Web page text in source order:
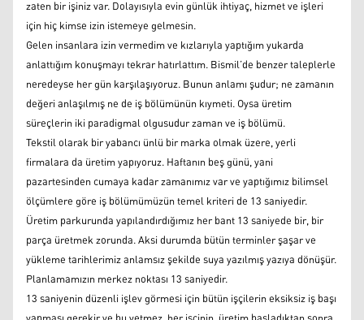
zaten bir işiniz var. Dolayısıyla evin günlük ihtiyaç, hizmet ve işleri
için hiç kimse izin istemeye gelmesin.
Gelen insanlara izin vermedim ve kızlarıyla yaptığım yukarda
anlattığım konuşmayı tekrar hatırlattım. Bismil’de benzer taleplerle
neredeyse her gün karşılaşıyoruz. Bunun anlamı şudur; ne zamanın
değeri anlaşılmış ne de iş bölümünün kıymeti. Oysa üretim
süreçlerin iki paradigmal olgusudur zaman ve iş bölümü.
Tekstil olarak bir yabancı ünlü bir marka olmak üzere, yerli
firmalara da üretim yapıyoruz. Haftanın beş günü, yani
pazartesinden cumaya kadar zamanımız var ve yaptığımız bilimsel
ölçümlere göre iş bölümümüzün temel kriteri de 13 saniyedir.
Üretim parkurunda yapılandırdığımız her bant 13 saniyede bir, bir
parça üretmek zorunda. Aksi durumda bütün terminler şaşar ve
yükleme tarihlerimiz anlamsız şekilde suya yazılmış yazıya dönüşür.
Planlamamızın merkez noktası 13 saniyedir.
13 saniyenin düzenli işlev görmesi için bütün işçilerin eksiksiz iş başı